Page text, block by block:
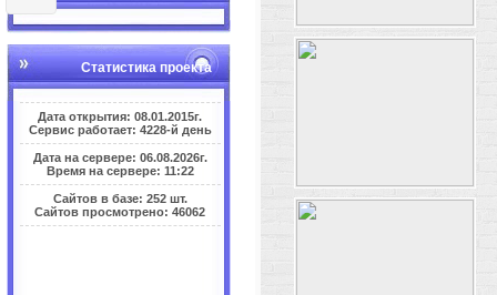
Статистика проекта
Дата открытия: 08.01.2015г.
Сервис работает: 4228-й день
Дата на сервере: 06.08.2026г.
Время на сервере: 11:22
Сайтов в базе: 252 шт.
Сайтов просмотрено: 46062